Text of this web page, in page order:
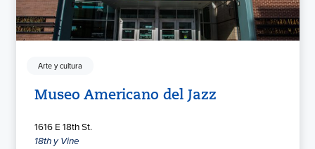
Arte y cultura
Museo Americano del Jazz
1616 E 18th St.
18th y Vine